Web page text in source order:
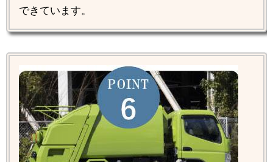
できています。